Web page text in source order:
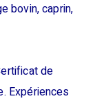
bovin, caprin,
de
Expériences